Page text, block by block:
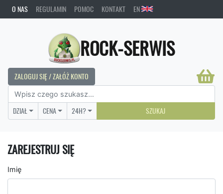
O NAS REGULAMIN POMOC KONTAKT EN
ROCK-SERWIS
ZALOGUJ SIĘ / ZAŁÓŻ KONTO
DZIAŁ CENA 24H? SZUKAJ
ZAREJESTRUJ SIĘ
Imię